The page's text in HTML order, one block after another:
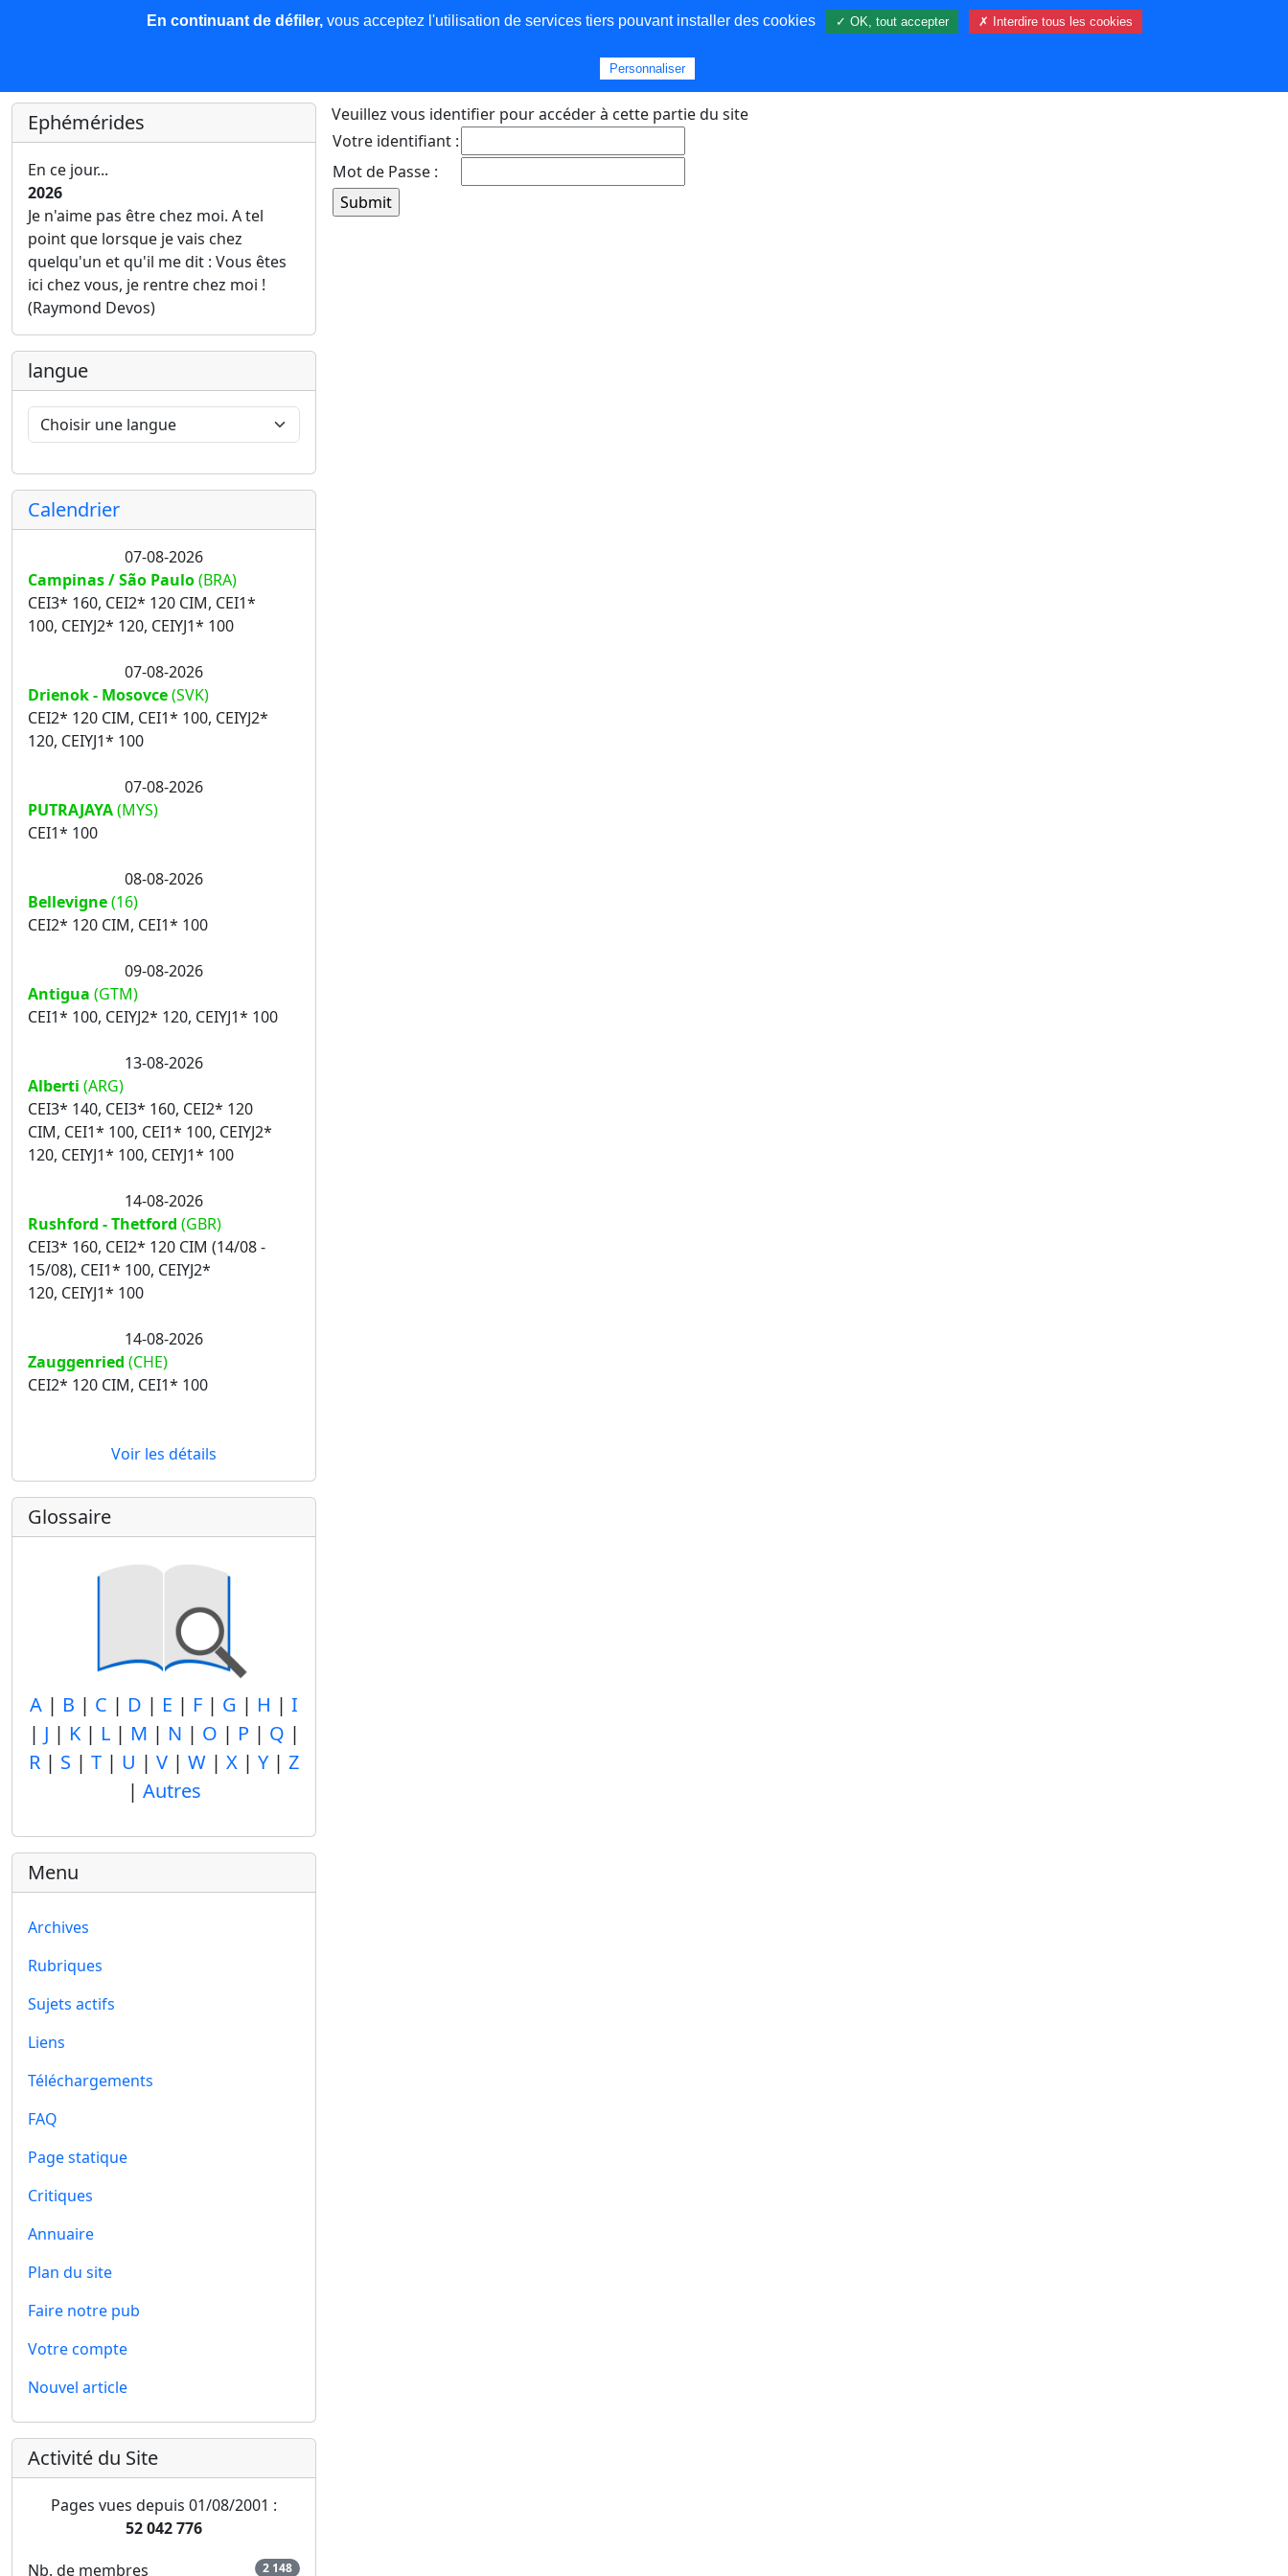
Les nouvelles Base de données Plus
Ephémérides
En ce jour...
2026
Je n'aime pas être chez moi. A tel
point que lorsque je vais chez
quelqu'un et qu'il me dit : Vous êtes
ici chez vous, je rentre chez moi !
(Raymond Devos)
langue
Calendrier
07-08-2026
Campinas / São Paulo(BRA)
CEI3* 160, CEI2* 120 CIM, CEI1*
100, CEIYJ2* 120, CEIYJ1* 100
07-08-2026
Drienok - Mosovce(SVK)
CEI2* 120 CIM, CEI1* 100, CEIYJ2*
120, CEIYJ1* 100
07-08-2026
PUTRAJAYA(MYS)
CEI1* 100
08-08-2026
Bellevigne(16)
CEI2* 120 CIM, CEI1* 100
09-08-2026
Antigua (GTM)
CEI1* 100, CEIYJ2* 120, CEIYJ1* 100
13-08-2026
Alberti (ARG)
CEI3* 140, CEI3* 160, CEI2* 120
CIM, CEI1* 100, CEI1* 100, CEIYJ2*
120, CEIYJ1* 100, CEIYJ1* 100
14-08-2026
Rushford - Thetford (GBR)
CEI3* 160, CEI2* 120 CIM (14/08 -
15/08), CEI1* 100, CEIYJ2*
120, CEIYJ1* 100
14-08-2026
Zauggenried (CHE)
CEI2* 120 CIM, CEI1* 100
Voir les détails
Glossaire
A | B | C | D | E | F | G | H | I
| J | K| L| M | N | O | P | Q |
R | S | T | U | V | W | X | Y | Z
| Autres
Menu
Archives
Rubriques
Sujets actifs
Liens
Téléchargements
FAQ
Page statique
Critiques
Annuaire
Plan du site
Faire notre pub
Votre compte
Nouvel article
Activité du Site
Pages vues depuis 01/08/2001 :
52 042 776
Nb. de membres
2 148
Veuillez vous identifier pour accéder à cette partie du site
Votre identifiant :
Mot de Passe :
En continuant de défiler,vous acceptez l'utilisation de services tiers pouvant installer des cookies ✓ OK, tout accepter ✗ Interdire tous les cookies
Personnaliser